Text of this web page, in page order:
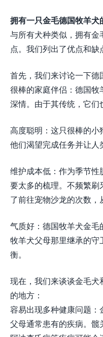
拥有一只金毛德国牧羊犬
与所有犬种类似，拥有
点。我们列出了优点和缺
首先，我们来讨论一下德
很棒的家庭伴侣：德国
深情。由于其传统，它们
高度聪明：这只很棒的小
他们渴望完成任务并让人
维护成本低：作为季节
要太多的梳理。不频繁
了前往宠物沙龙的次数，
气质好：德国牧羊犬金
牧羊犬父母那里继承的
衡。
现在，我们来谈谈金毛
的地方：
容易出现多种健康问题
父母通常患有的疾病。